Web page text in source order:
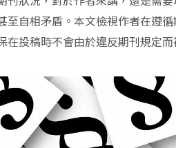
至自相矛盾。本文檢視作者在遵
在投稿時不會由於違反期刊規定而